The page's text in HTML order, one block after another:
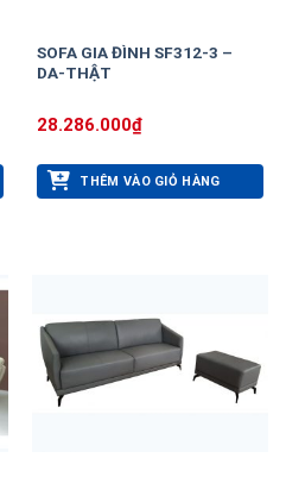
SOFA GIA ĐÌNH SF312-3 –
DA-THẬT
28.286.000₫
THÊM VÀO GIỎ HÀNG